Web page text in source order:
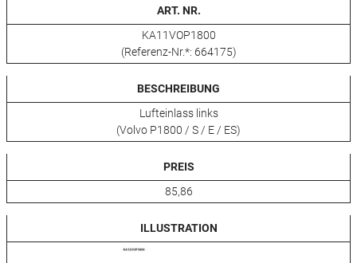
ART. NR.
KA11VOP1800
(Referenz-Nr.*: 664175)
BESCHREIBUNG
Lufteinlass links
(Volvo P1800 / S / E / ES)
PREIS
85,86
ILLUSTRATION